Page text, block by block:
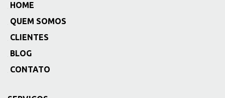
HOME
QUEM SOMOS
CLIENTES
BLOG
CONTATO